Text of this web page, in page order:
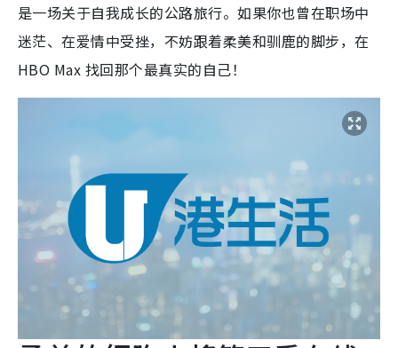
是一场关于自我成长的公路旅行。如果你也曾在职场中
迷茫、在爱情中受挫，不妨跟着柔美和驯鹿的脚步，在
HBO Max 找回那个最真实的自己！